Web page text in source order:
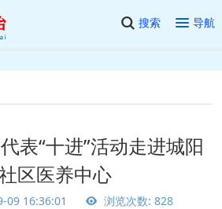
搜索 导航
表“十进”活动走进城阳
区医养中心
09 16:36:01 浏览次数: 828